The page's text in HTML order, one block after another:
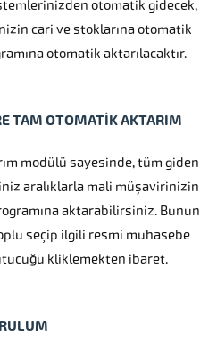
otomatik gidecek,
cari ve stoklarına otomatik
otomatik aktarılacaktır.
TAM OTOMATİK AKTARIM
modülü sayesinde, tüm giden
aralıklarla mali müşavirinizin
aktarabilirsiniz. Bunun
seçip ilgili resmi muhasebe
kliklemekten ibaret.